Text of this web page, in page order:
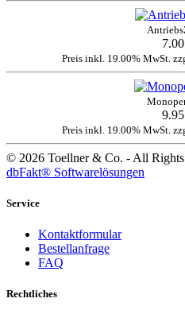
Preis inkl. 19.00% MwSt.
Preis inkl. 19.00% MwSt.
© 2026 Toellner & Co. - All
dbFakt® Softwarelösungen
Service
Kontaktformular
Bestellanfrage
FAQ
Rechtliches